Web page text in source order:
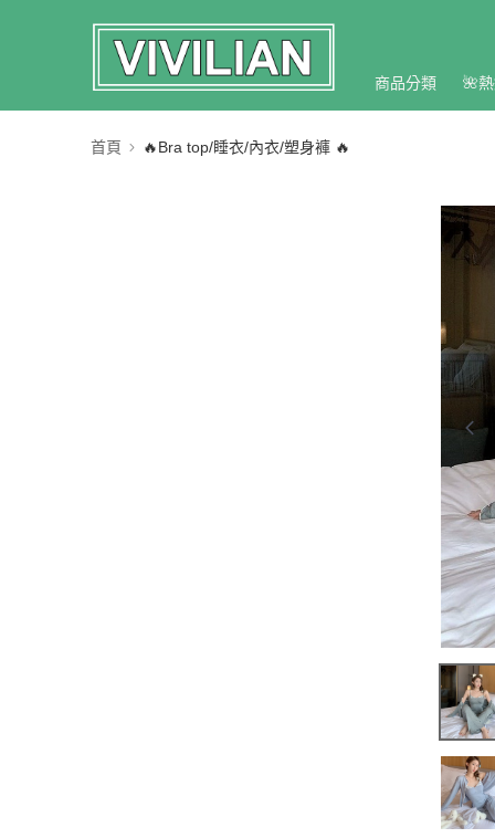
商品分類 🌺
首頁 🔥Bra top/睡衣/內衣/塑身褲 🔥